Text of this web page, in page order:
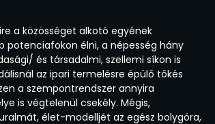
a közösséget alkotó egyének
potenciafokon élni, a népesség hány
és társadalmi, szellemi síkon is
az ipari termelésre épülő tőkés
a szempontrendszer annyira
is végtelenül csekély. Mégis,
élet-modelljét az egész bolygóra,